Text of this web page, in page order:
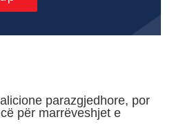
parazgjedhore, por
për marrëveshjet e